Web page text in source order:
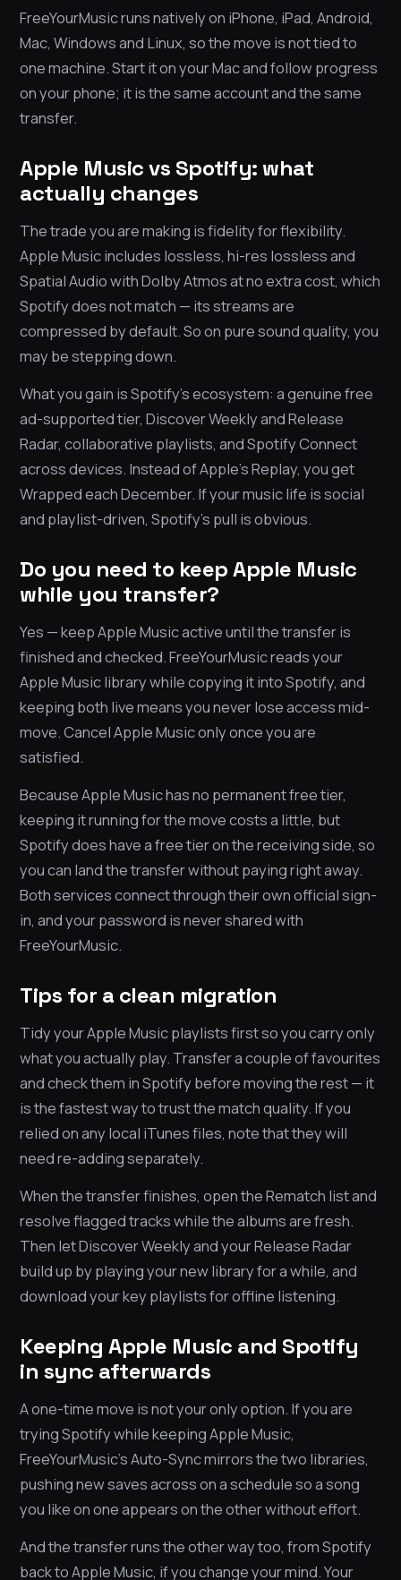
FreeYourMusic runs natively on iPhone, iPad, Android,
Mac, Windows and Linux, so the move is not tied to
one machine. Start it on your Mac and follow progress
on your phone; it is the same account and the same
transfer.
Apple Music vs Spotify: what
actually changes
The trade you are making is fidelity for flexibility.
Apple Music includes lossless, hi-res lossless and
Spatial Audio with Dolby Atmos at no extra cost, which
Spotify does not match — its streams are
compressed by default. So on pure sound quality, you
may be stepping down.
What you gain is Spotify’s ecosystem: a genuine free
ad-supported tier, Discover Weekly and Release
Radar, collaborative playlists, and Spotify Connect
across devices. Instead of Apple’s Replay, you get
Wrapped each December. If your music life is social
and playlist-driven, Spotify’s pull is obvious.
Do you need to keep Apple Music
while you transfer?
Yes — keep Apple Music active until the transfer is
finished and checked. FreeYourMusic reads your
Apple Music library while copying it into Spotify, and
keeping both live means you never lose access mid-
move. Cancel Apple Music only once you are
satisfied.
Because Apple Music has no permanent free tier,
keeping it running for the move costs a little, but
Spotify does have a free tier on the receiving side, so
you can land the transfer without paying right away.
Both services connect through their own official sign-
in, and your password is never shared with
FreeYourMusic.
Tips for a clean migration
Tidy your Apple Music playlists first so you carry only
what you actually play. Transfer a couple of favourites
and check them in Spotify before moving the rest — it
is the fastest way to trust the match quality. If you
relied on any local iTunes files, note that they will
need re-adding separately.
When the transfer finishes, open the Rematch list and
resolve flagged tracks while the albums are fresh.
Then let Discover Weekly and your Release Radar
build up by playing your new library for a while, and
download your key playlists for offline listening.
Keeping Apple Music and Spotify
in sync afterwards
A one-time move is not your only option. If you are
trying Spotify while keeping Apple Music,
FreeYourMusic’s Auto-Sync mirrors the two libraries,
pushing new saves across on a schedule so a song
you like on one appears on the other without effort.
And the transfer runs the other way too, from Spotify
back to Apple Music, if you change your mind. Your